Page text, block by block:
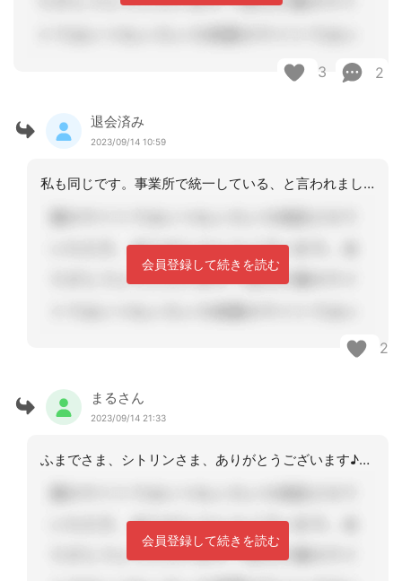
3 2
退会済み
2023/09/14 10:59
私も同じです。事業所で統一している、と言われました。
会員登録して続きを読む
2
まるさん
2023/09/14 21:33
ふまでさま、シトリンさま、ありがとうございます♪♪。ケアプランと向き合う良い機会
会員登録して続きを読む